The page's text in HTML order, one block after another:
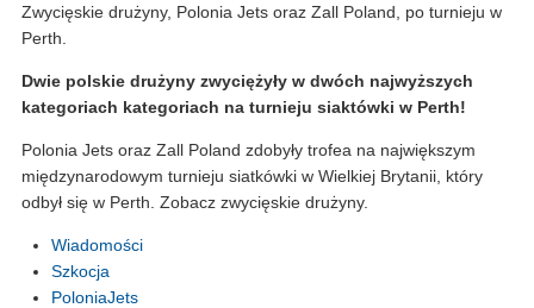
Zwycięskie drużyny, Polonia Jets oraz Zall Poland, po turnieju w
Perth.
Dwie polskie drużyny zwyciężyły w dwóch najwyższych
kategoriach kategoriach na turnieju siaktówki w Perth!
Polonia Jets oraz Zall Poland zdobyły trofea na największym
międzynarodowym turnieju siatkówki w Wielkiej Brytanii, który
odbył się w Perth. Zobacz zwycięskie drużyny.
Wiadomości
Szkocja
PoloniaJets